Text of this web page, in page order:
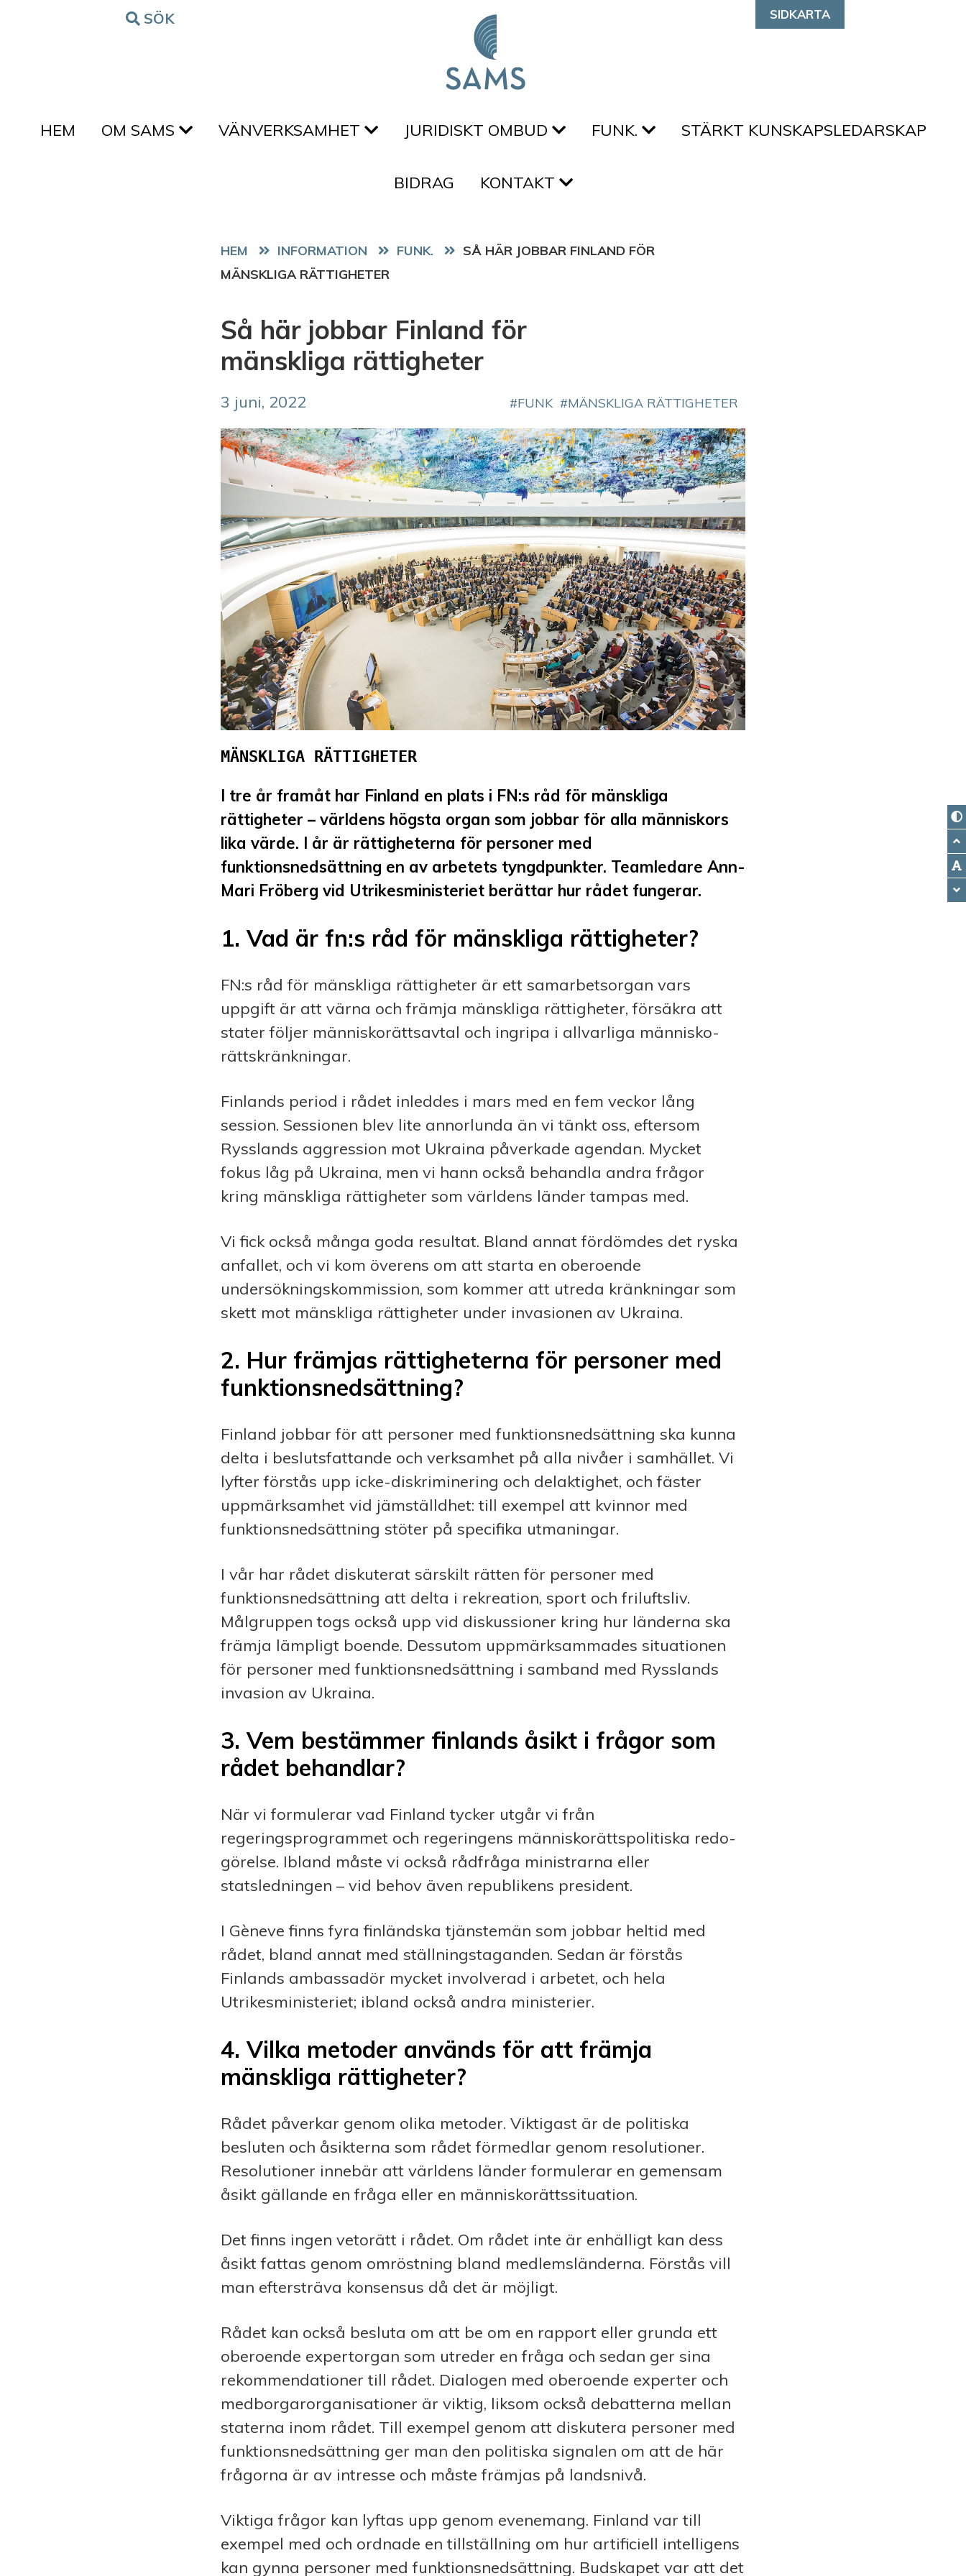
Hoppa till innehålletSÖK SIDKARTA
HEM OM SAMS VÄNVERKSAMHET JURIDISKT OMBUD FUNK. STÄRKT KUNSKAPSLEDARSKAP
BIDRAG KONTAKT
HEM FUNK.
SÅ HÄR JOBBAR FINLAND FÖR
MÄNSKLIGA RÄTTIGHETER
Så här jobbar Finland för
mänskliga rättigheter
3 juni, 2022 FUNK MÄNSKLIGA RÄTTIGHETER
MÄNSKLIGA RÄTTIGHETER
I tre år framåt har Finland en plats i FN:s råd för mänskliga
rättigheter – världens högsta organ som jobbar för alla människors
lika värde. I år är rättigheterna för personer med
funktionsnedsättning en av arbetets tyngdpunkter. Teamledare Ann-
Mari Fröberg vid Utrikesministeriet berättar hur rådet fungerar.
1. Vad är fn:s råd för mänskliga rättigheter?
FN:s råd för mänskliga rättigheter är ett sam­arbetsorgan vars
uppgift är att värna och främja mänskliga rättigheter, försäkra att
stater följer människo­rätts­avtal och ingripa i allvarliga människo­
rätts­kränkningar.
Finlands period i rådet inleddes i mars med en fem veckor lång
session. Sessionen blev lite annorlunda än vi tänkt oss, eftersom
Rysslands ag­gress­ion mot Ukraina påverkade agendan. Mycket
fokus låg på Ukraina, men vi hann också behandla andra frågor
kring mänskliga rättigheter som världens länder tampas med.
Vi fick också många goda resultat. Bland annat fördömdes det ryska
an­fall­et, och vi kom överens om att starta en oberoende
undersökningskommission, som kommer att utreda kränkningar som
skett mot mänskliga rättigheter under invasionen av Ukraina.
2. Hur främjas rättig­heterna för personer med
funktionsnedsättning?
Finland jobbar för att personer med funktionsnedsättning ska kunna
delta i beslutsfattande och verksamhet på alla nivåer i samhället. Vi
lyfter förstås upp icke-diskriminering och delaktighet, och fäster
uppmärksamhet vid jäm­ställdhet: till exempel att kvinnor med
funktionsnedsättning stöter på specifika utmaningar.
I vår har rådet diskuterat särskilt rätten för personer med
funktionsnedsättning att delta i rekreation, sport och friluftsliv.
Målgruppen togs också upp vid diskussioner kring hur länderna ska
främja lämpligt boende. Dessutom upp­märksammades situationen
för perso­ner med funktionsnedsättning i samband med Rysslands
invasion av Ukraina.
3. Vem bestämmer finlands åsikt i frågor som
rådet behandlar?
När vi formulerar vad Finland tycker utgår vi från
regeringsprogrammet och regeringens människorättspolitiska redo­
görelse. Ibland måste vi också rådfråga ministrarna eller
statsledningen – vid behov även republikens president.
I Gèneve finns fyra finländska tjänste­män som jobbar heltid med
rådet, bland annat med ställningstaganden. Sedan är förstås
Finlands ambassadör mycket involverad i arbetet, och hela
Utrikesministeriet; ibland också andra ministerier.
4. Vilka metoder används för att främja
mänskliga rättigheter?
Rådet påverkar genom olika metoder. Viktigast är de politiska
besluten och åsikterna som rådet förmedlar genom resolutioner.
Resolutioner innebär att världens länder formulerar en gemensam
åsikt gällande en fråga eller en människo­rättssituation.
Det finns ingen vetorätt i rådet. Om rådet inte är enhälligt kan dess
åsikt fattas genom omröstning bland medlemsländerna. Förstås vill
man efter­sträva konsensus då det är möjligt.
Rådet kan också besluta om att be om en rapport eller grunda ett
oberoende expertorgan som utreder en fråga och sedan ger sina
rekommendationer till rådet. Dialogen med oberoende experter och
medborgarorganisationer är viktig, liksom också debatterna mellan
staterna inom rådet. Till exempel genom att dis­ku­tera personer med
funktionsnedsättning ger man den politiska signalen om att de här
frågorna är av intresse och måste främjas på landsnivå.
Viktiga frågor kan lyftas upp genom evenemang. Finland var till
exempel med och ordnade en tillställning om hur artificiell intelligens
kan gynna personer med funktionsnedsättning. Budskapet var att det